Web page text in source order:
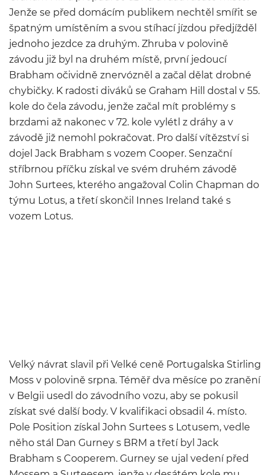
Jenže se před domácím publikem nechtěl smířit se
špatným umístěním a svou stíhací jízdou předjížděl
jednoho jezdce za druhým. Zhruba v polovině
závodu již byl na druhém místě, první jedoucí
Brabham očividně znervózněl a začal dělat drobné
chybičky. K radosti diváků se Graham Hill dostal v 55.
kole do čela závodu, jenže začal mít problémy s
brzdami až nakonec v 72. kole vylétl z dráhy a v
závodě již nemohl pokračovat. Pro další vítězství si
dojel Jack Brabham s vozem Cooper. Senzační
stříbrnou příčku získal ve svém druhém závodě
John Surtees, kterého angažoval Colin Chapman do
týmu Lotus, a třetí skončil Innes Ireland také s
vozem Lotus.
Velký návrat slavil při Velké ceně Portugalska Stirling
Moss v polovině srpna. Téměř dva měsíce po zranění
v Belgii usedl do závodního vozu, aby se pokusil
získat své další body. V kvalifikaci obsadil 4. místo.
Pole Position získal John Surtees s Lotusem, vedle
něho stál Dan Gurney s BRM a třetí byl Jack
Brabham s Cooperem. Gurney se ujal vedení před